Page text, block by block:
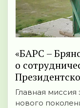
«БАРС –
о
Главная
нового